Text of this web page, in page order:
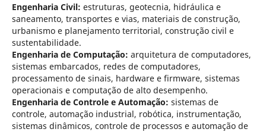
Engenharia Civil: estruturas, geotecnia, hidráulica e
saneamento, transportes e vias, materiais de construção,
urbanismo e planejamento territorial, construção civil e
sustentabilidade.
Engenharia de Computação: arquitetura de computadores,
sistemas embarcados, redes de computadores,
processamento de sinais, hardware e firmware, sistemas
operacionais e computação de alto desempenho.
Engenharia de Controle e Automação: sistemas de
controle, automação industrial, robótica, instrumentação,
sistemas dinâmicos, controle de processos e automação de